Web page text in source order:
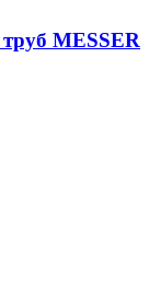
MESSER